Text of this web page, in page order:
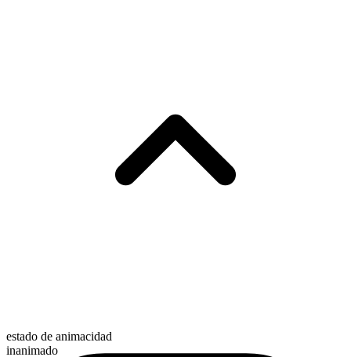
estado de animacidad
inanimado